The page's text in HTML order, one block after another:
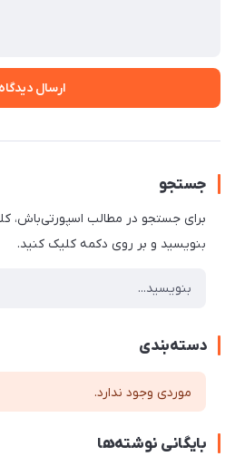
ارسال دیدگاه
جستجو
برای جستجو در مطالب اسپورتی‌باش،
بنویسید و بر روی دکمه کلیک کنید.
دسته‌بندی
موردی وجود ندارد.
بایگانی نوشته‌ها